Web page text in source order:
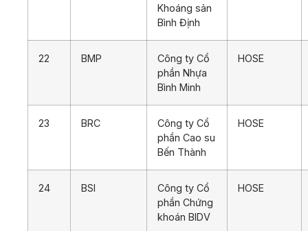
Khoáng sản
Bình Định
22 BMP
Công ty Cổ
phần Nhựa
Bình Minh
HOSE
23 BRC
Công ty Cổ
phần Cao su
Bến Thành
HOSE
24 BSI
Công ty Cổ
phần Chứng
khoán BIDV
HOSE